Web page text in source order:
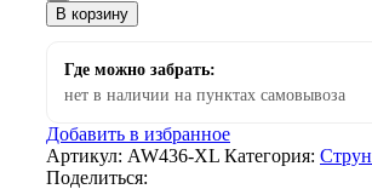
В корзину
Где можно забрать:
нет в наличии на пунктах самовывоза
Добавить в избранное
Артикул: AW436-XL Категория:
Поделиться: